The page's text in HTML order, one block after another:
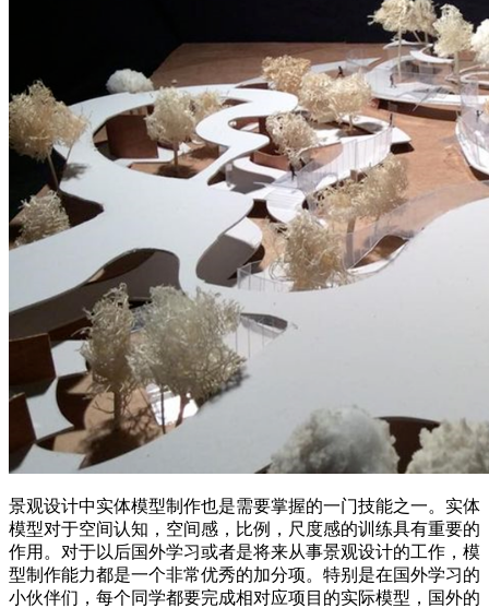
景观设计中实体模型制作也是需要掌握的一门技能之一。实体
模型对于空间认知，空间感，比例，尺度感的训练具有重要的
作用。对于以后国外学习或者是将来从事景观设计的工作，模
型制作能力都是一个非常优秀的加分项。特别是在国外学习的
小伙伴们，每个同学都要完成相对应项目的实际模型，国外的